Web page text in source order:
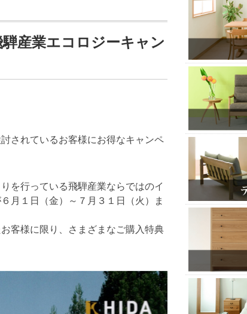
産業エコロジーキャン
されているお客様にお得なキャンペ
を行っている飛騨産業ならではのイ
月１日（金）～７月３１日（火）ま
客様に限り、さまざまなご購入特典